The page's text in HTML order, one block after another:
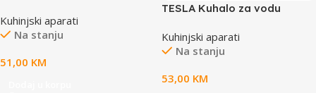
Kuhinjski aparati
Na stanju
51,00 KM
TESLA Kuhalo za vodu
Kuhinjski aparati
Na stanju
53,00 KM